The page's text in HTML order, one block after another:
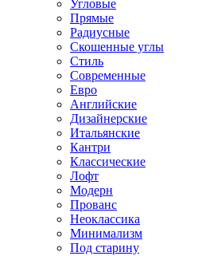
Угловые
Прямые
Радиусные
Скошенные углы
Стиль
Современные
Евро
Английские
Дизайнерские
Итальянские
Кантри
Классические
Лофт
Модерн
Прованс
Неоклассика
Минимализм
Под старину